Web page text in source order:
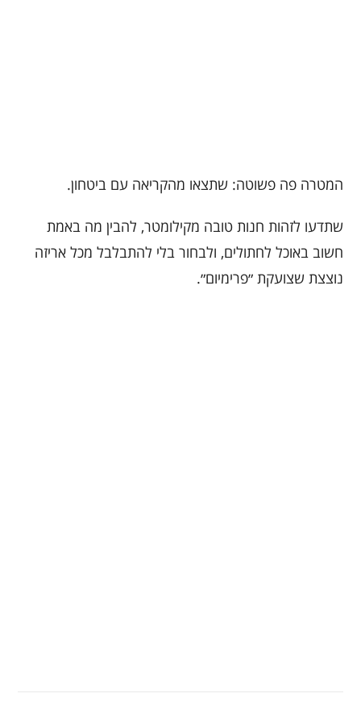
המטרה פה פשוטה: שתצאו מהקריאה עם ביטחון.
שתדעו לזהות חנות טובה מקילומטר, להבין מה באמת
חשוב באוכל לחתולים, ולבחור בלי להתבלבל מכל אריזה
נוצצת שצועקת ״פרימיום״.